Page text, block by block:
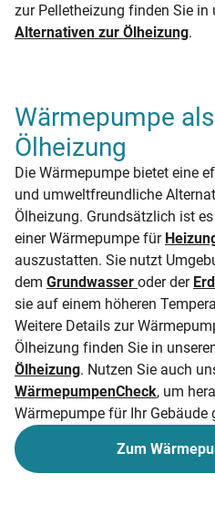
zur Pelletheizung finden Sie in
Alternativen zur Ölheizung.
Wärmepumpe
Ölheizung
Die Wärmepumpe bietet eine
und umweltfreundliche
Ölheizung. Grundsätzlich ist
einer Wärmepumpe für
auszustatten. Sie nutzt
dem Grundwasser oder der
sie auf einem höheren
Weitere Details zur
Ölheizung finden Sie in
Ölheizung. Nutzen Sie auch
WärmepumpenCheck, um
Wärmepumpe für Ihr Gebäude
Zum